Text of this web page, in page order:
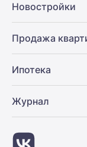
Новостройки
Продажа
Ипотека
Журнал